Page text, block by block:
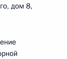
дом 8,